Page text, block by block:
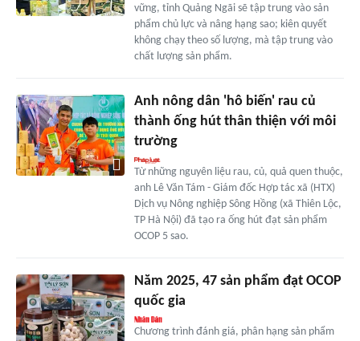
vững, tỉnh Quảng Ngãi sẽ tập trung vào sản
phẩm chủ lực và nâng hạng sao; kiên quyết
không chạy theo số lượng, mà tập trung vào
chất lượng sản phẩm.
Anh nông dân 'hô biến' rau củ
thành ống hút thân thiện với môi
trường
Từ những nguyên liệu rau, củ, quả quen thuộc,
anh Lê Văn Tám - Giám đốc Hợp tác xã (HTX)
Dịch vụ Nông nghiệp Sông Hồng (xã Thiên Lộc,
TP Hà Nội) đã tạo ra ống hút đạt sản phẩm
OCOP 5 sao.
Năm 2025, 47 sản phẩm đạt OCOP
quốc gia
Chương trình đánh giá, phân hạng sản phẩm